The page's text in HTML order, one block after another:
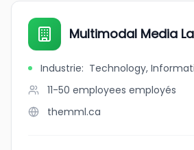
Multimodal Media
Industrie: Technology,
11-50 employees employés
themml.ca